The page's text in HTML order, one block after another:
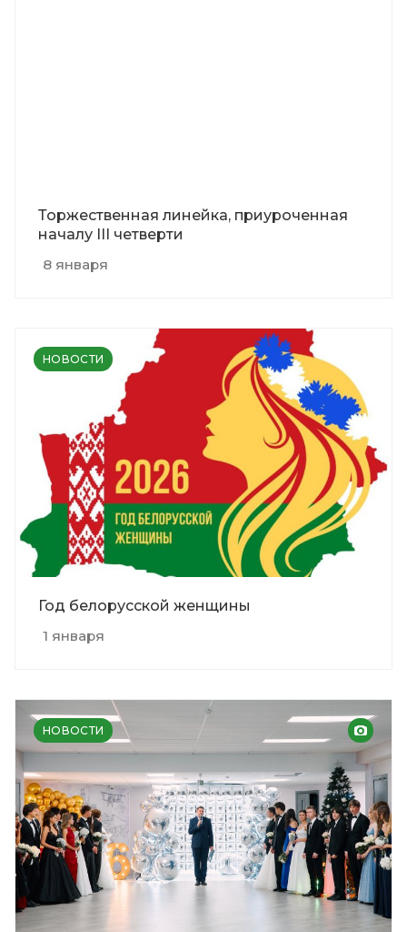
8 января
Торжественная линейка, приуроченная
началу III четверти
1 января
НОВОСТИ
Год белорусской женщины
НОВОСТИ